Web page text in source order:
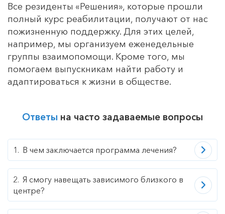
Все резиденты «Решения», которые прошли
полный курс реабилитации, получают от нас
пожизненную поддержку. Для этих целей,
например, мы организуем еженедельные
группы взаимопомощи. Кроме того, мы
помогаем выпускникам найти работу и
адаптироваться к жизни в обществе.
Ответы на часто задаваемые вопросы
В чем заключается программа лечения?
Я смогу навещать зависимого близкого в
центре?